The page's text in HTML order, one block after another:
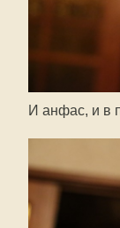
И анфас, и в